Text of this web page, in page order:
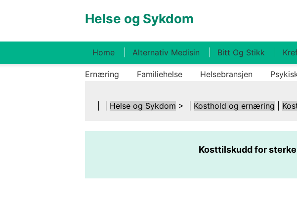
Helse og Sykdom
Home Alternativ Medisin Bitt Og Stikk
Ernæring Familiehelse Helsebransjen
Helse og Sykdom > | Kosthold og ernæring
Kosttilskudd for